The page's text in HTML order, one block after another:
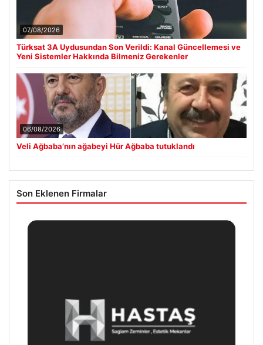
07/08/2026
Türksat 3A Uydusundan Son Verildi: Kanal Güncellemesi ve
Yeni Sistemler Hakkında Bilmeniz Gerekenler
06/08/2026
Veli Ağbaba’nın ağabeyi Hür Ağbaba tutuklandı
Son Eklenen Firmalar